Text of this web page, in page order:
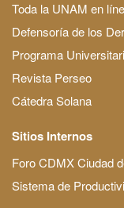
Toda la UNAM en
Defensoría de los
Programa
Revista Perseo
Cátedra Solana
Sitios Internos
Foro CDMX Ciudad
Sistema de